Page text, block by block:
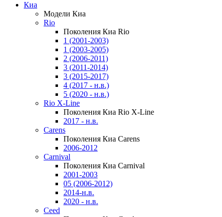
Киа
Модели Киа
Rio
Поколения Киа Rio
1 (2001-2003)
1 (2003-2005)
2 (2006-2011)
3 (2011-2014)
3 (2015-2017)
4 (2017 - н.в.)
5 (2020 - н.в.)
Rio X-Line
Поколения Киа Rio X-Line
2017 - н.в.
Carens
Поколения Киа Carens
2006-2012
Carnival
Поколения Киа Carnival
2001-2003
05 (2006-2012)
2014-н.в.
2020 - н.в.
Ceed